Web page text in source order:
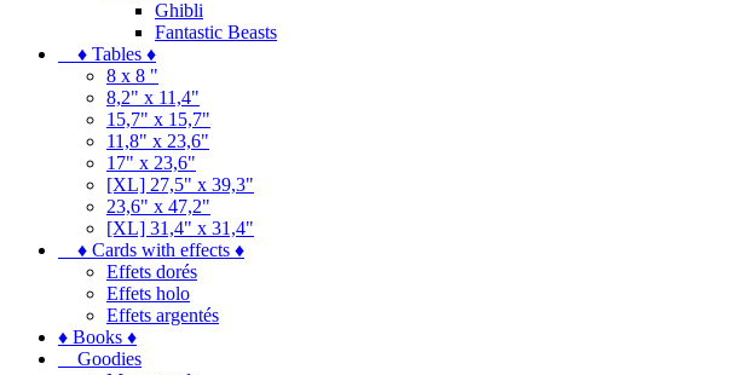
Ghibli
Fantastic Beasts
♦ Tables ♦
8 x 8 "
8,2" x 11,4"
15,7" x 15,7"
11,8" x 23,6"
17" x 23,6"
[XL] 27,5" x 39,3"
23,6" x 47,2"
[XL] 31,4" x 31,4"
♦ Cards with effects ♦
Effets dorés
Effets holo
Effets argentés
♦ Books ♦
Goodies